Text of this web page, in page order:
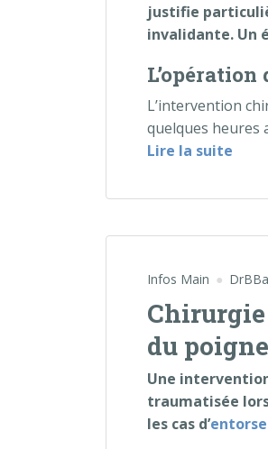
justifie
invalidante. Un
L’intervention
quelques heures
Lire la suite
Infos Main
du
Une
traumatisée
les cas d’